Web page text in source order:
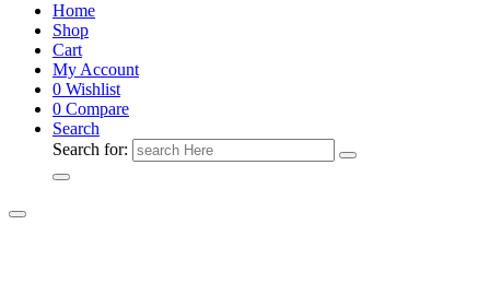
Home
Shop
Cart
My Account
0 Wishlist
0 Compare
Search
Search for: